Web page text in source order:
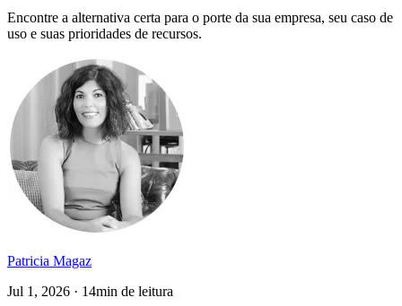
Encontre a alternativa certa para o porte da sua empresa, seu caso de
uso e suas prioridades de recursos.
Patricia Magaz
Jul 1, 2026 · 14min de leitura